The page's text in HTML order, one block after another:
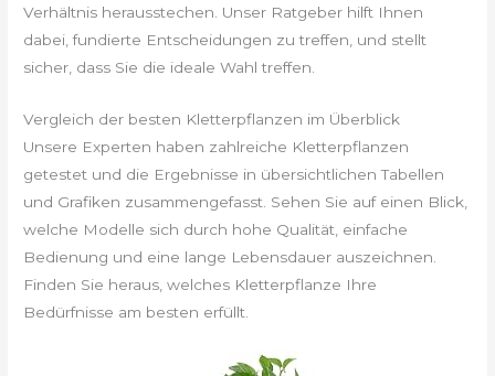
Verhältnis herausstechen. Unser Ratgeber hilft Ihnen
dabei, fundierte Entscheidungen zu treffen, und stellt
sicher, dass Sie die ideale Wahl treffen.
Vergleich der besten Kletterpflanzen im Überblick
Unsere Experten haben zahlreiche Kletterpflanzen
getestet und die Ergebnisse in übersichtlichen Tabellen
und Grafiken zusammengefasst. Sehen Sie auf einen Blick,
welche Modelle sich durch hohe Qualität, einfache
Bedienung und eine lange Lebensdauer auszeichnen.
Finden Sie heraus, welches Kletterpflanze Ihre
Bedürfnisse am besten erfüllt.